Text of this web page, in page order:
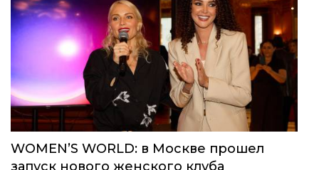
WOMEN’S WORLD: в Москве прошел
запуск нового женского клуба